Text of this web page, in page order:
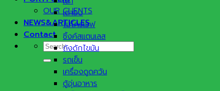
OUR CLIENTS
NEWS&ARTICLES
Contact
Search
for:
เตาอบ
ไมโครเวฟ
ซิ้งค์สแตนเลส
ถังดักไขมัน
รถเข็น
เครื่องดูดควัน
ตู้อุ่นอาหาร